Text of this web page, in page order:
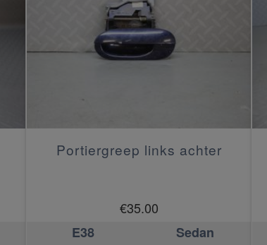
Portiergreep links achter
€35.00
E38
Sedan